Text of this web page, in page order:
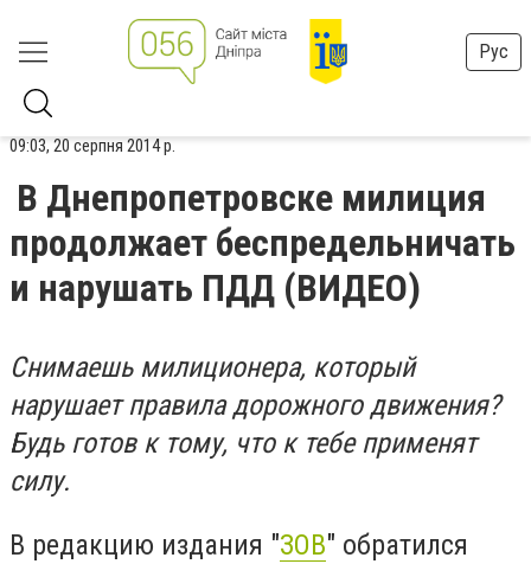
Рус
09:03, 20 серпня 2014 р.
В Днепропетровске милиция
продолжает беспредельничать
и нарушать ПДД (ВИДЕО)
Снимаешь милиционера, который
нарушает правила дорожного движения?
Будь готов к тому, что к тебе применят
силу.
В редакцию издания "ЗОВ" обратился